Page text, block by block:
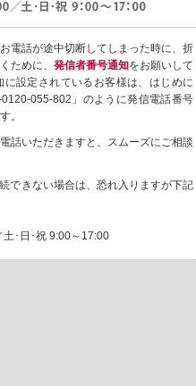
電話が途中切断してしまった時に、折
ために、 発信者番号通知をお願いして
設定されているお客様は、はじめに
055-802」のように発信電話番号
。
話いただきますと、スムーズにご相談
できない場合は、恐れ入りますが下記
土･日･祝 9:00～17:00